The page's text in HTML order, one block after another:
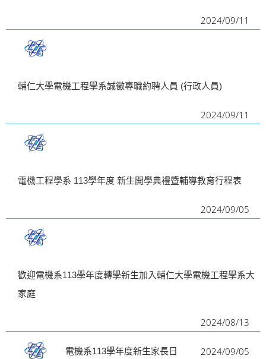
g
n
2024/09/11
輔仁大學電機工程學系誠徵專職約聘人員 (行政人員)
2024/09/11
電機工程學系 113學年度 新生開學典禮暨輔導教育行程表
2024/09/05
歡迎電機系113學年度轉學新生加入輔仁大學電機工程學系大
家庭
2024/08/13
電機系113學年度新生家長日 2024/09/05